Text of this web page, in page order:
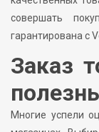
совершать
гарантирована с
Заказ
Многие успели